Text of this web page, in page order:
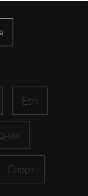
Esri
Спорт